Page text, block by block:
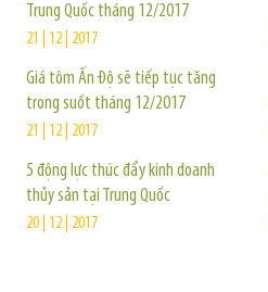
Trung Quốc tháng 12/2017
21 | 12 | 2017
Giá tôm Ấn Độ sẽ tiếp tục tăng
trong suốt tháng 12/2017
21 | 12 | 2017
5 động lực thúc đẩy kinh doanh
thủy sản tại Trung Quốc
20 | 12 | 2017